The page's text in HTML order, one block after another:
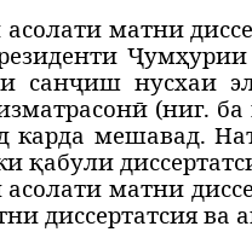
матни
нусхаи
(ниг.
карда мешавад.
қабули
матни
диссертатсия ва